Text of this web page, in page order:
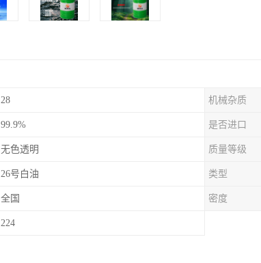
28 机械杂质
99.9% 是否进口
无色透明 质量等级
26号白油 类型
全国 密度
224